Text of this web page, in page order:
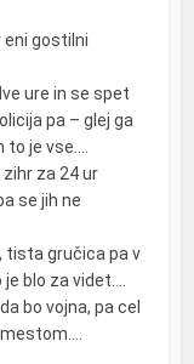
eni gostilni
ure in se spet
pa – glej ga
je vse….
za 24 ur
se jih ne
tista gručica pa v
blo za videt….
bo vojna, pa cel